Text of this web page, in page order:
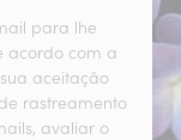
para lhe
acordo com a
aceitação
rastreamento
avaliar o